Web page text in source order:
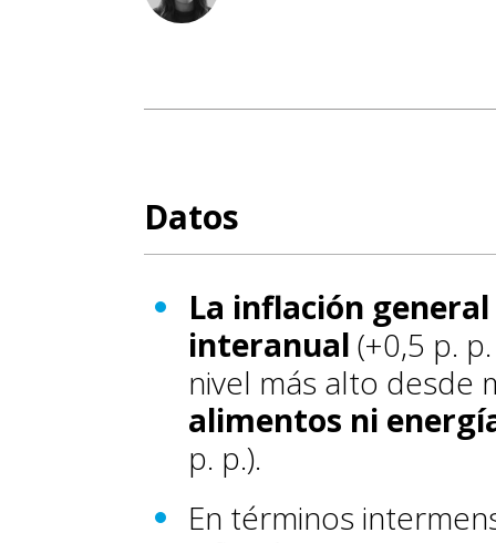
Datos
La inflación
interanual (+0,5 p.
nivel más alto desde
alimentos ni
p. p.).
En términos